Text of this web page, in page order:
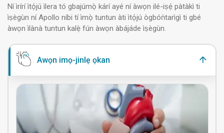
Ní ìrírí ìtọ́jú ìlera tó gbajúmọ̀ kárí ayé ní àwọn ilé-iṣẹ́ pàtàkì ti
ìṣègùn ní Apollo níbi tí ìmọ̀ tuntun àti ìtọ́jú ògbóǹtarìgì ti gbé
àwọn ìlànà tuntun kalẹ̀ fún àwọn àbájáde ìṣègùn.
Awọn imọ-jinlẹ ọkan